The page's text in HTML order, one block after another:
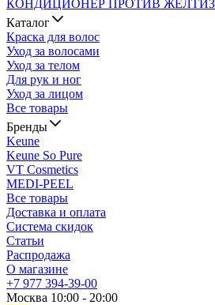
Каталог
Краска для волос
Уход за волосами
Уход за телом
Для рук и ног
Уход за лицом
Все товары
Бренды
Keune
Keune So Pure
VT Cosmetics
MEDI-PEEL
Все товары
Доставка и оплата
Система скидок
Статьи
Распродажа
О магазине
+7 977 394-39-00
Москва 10:00 - 20:00